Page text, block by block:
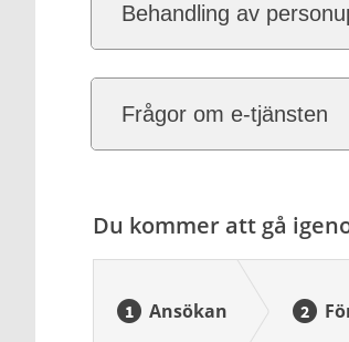
Behandling av
Frågor om e-tjänsten
Du kommer att gå
Ansökan